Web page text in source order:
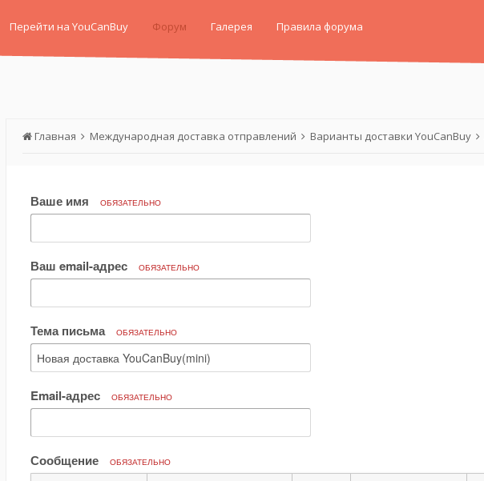
Перейти на YouCanBuy Форум Галерея Правила форума
Главная Международная доставка отправлений Варианты доставки YouCanBuy
Ваше имя ОБЯЗАТЕЛЬНО
Ваш email-адрес ОБЯЗАТЕЛЬНО
Тема письма ОБЯЗАТЕЛЬНО
Email-адрес ОБЯЗАТЕЛЬНО
Сообщение ОБЯЗАТЕЛЬНО